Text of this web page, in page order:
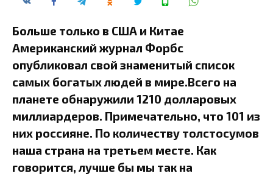
Больше только в США и Китае
Американский журнал Форбс
опубликовал свой знаменитый список
самых богатых людей в мире.Всего на
планете обнаружили 1210 долларовых
миллиардеров. Примечательно, что 101 из
них россияне. По количеству толстосумов
наша страна на третьем месте. Как
говорится, лучше бы мы так на